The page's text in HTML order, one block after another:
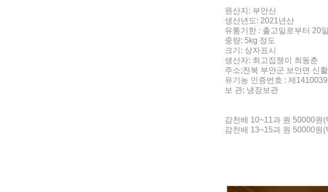
원산지: 부안산
생산년도: 2021년산
유통기한 : 출고일로부터 20일
중량: 5kg 정도
크기: 상자표시
생산자: 최고집쟁이 최동춘
주소;전북 부안군 보안면 신
유기농 인증번호 : 제
보 관; 냉장보관
감천배 10~11과 원 50000원(
감천배 13~15과 원 50000원(